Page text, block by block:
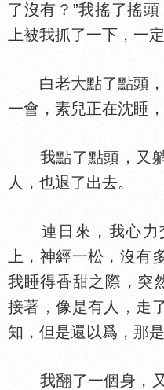
了沒有？”我搖了搖
上被我抓了一下，一
白老大點了點頭，
一會，素兒正在沈睡
我點了點頭，又躺
人，也退了出去。
連日來，我心力
上，神經一松，沒有
我睡得香甜之際，突
接著，像是有人，走
知，但是還以爲，那
我翻了一個身，又